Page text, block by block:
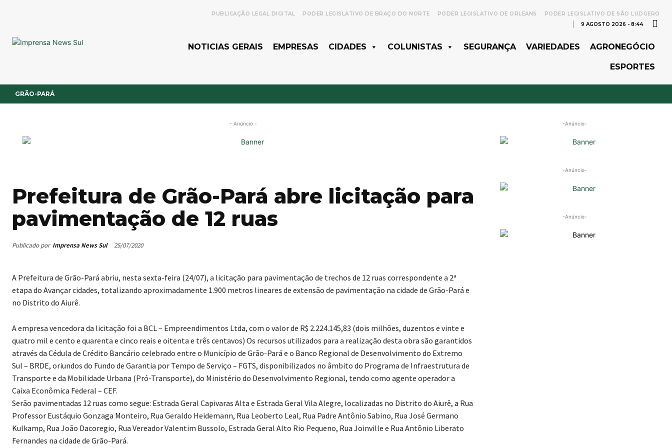
PUBLICAÇÃO LEGAL DIGITAL PODER LEGISLATIVO DE BRAÇO DO NORTE PODER LEGISLATIVO DE ORLEANS
PODER LEGISLATIVO DE SÃO LUDGERO
9 AGOSTO 2026 - 8:44
NOTICIAS GERAIS EMPRESAS CIDADES COLUNISTAS SEGURANÇA VARIEDADES AGRONEGÓCIO
ESPORTES
GRÃO-PARÁ
- Anúncio -
Prefeitura de Grão-Pará abre licitação para
pavimentação de 12 ruas
Publicado por Imprensa News Sul 25/07/2020
A Prefeitura de Grão-Pará abriu, nesta sexta-feira (24/07), a licitação para pavimentação de trechos de 12 ruas correspondente a 2ª
etapa do Avançar cidades, totalizando aproximadamente 1.900 metros lineares de extensão de pavimentação na cidade de Grão-Pará e
no Distrito do Aiurê.
A empresa vencedora da licitação foi a BCL – Empreendimentos Ltda, com o valor de R$ 2.224.145,83 (dois milhões, duzentos e vinte e
quatro mil e cento e quarenta e cinco reais e oitenta e três centavos) Os recursos utilizados para a realização desta obra são garantidos
através da Cédula de Crédito Bancário celebrado entre o Município de Grão-Pará e o Banco Regional de Desenvolvimento do Extremo
Sul – BRDE, oriundos do Fundo de Garantia por Tempo de Serviço – FGTS, disponibilizados no âmbito do Programa de Infraestrutura de
Transporte e da Mobilidade Urbana (Pró-Transporte), do Ministério do Desenvolvimento Regional, tendo como agente operador a
Caixa Econômica Federal – CEF.
Serão pavimentadas 12 ruas como segue: Estrada Geral Capivaras Alta e Estrada Geral Vila Alegre, localizadas no Distrito do Aiurê, a Rua
Professor Eustáquio Gonzaga Monteiro, Rua Geraldo Heidemann, Rua Leoberto Leal, Rua Padre Antônio Sabino, Rua José Germano
Kulkamp, Rua João Dacoregio, Rua Vereador Valentim Bussolo, Estrada Geral Alto Rio Pequeno, Rua Joinville e Rua Antônio Liberato
Fernandes na cidade de Grão-Pará.
-Anúncio-
-Anúncio-
-Anúncio-